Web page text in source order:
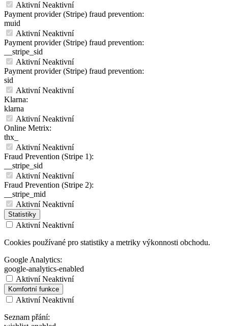
Aktivní Neaktivní
Payment provider (Stripe) fraud prevention:
muid
Aktivní Neaktivní
Payment provider (Stripe) fraud prevention:
__stripe_sid
Aktivní Neaktivní
Payment provider (Stripe) fraud prevention:
sid
Aktivní Neaktivní
Klarna:
klarna
Aktivní Neaktivní
Online Metrix:
thx_
Aktivní Neaktivní
Fraud Prevention (Stripe 1):
__stripe_sid
Aktivní Neaktivní
Fraud Prevention (Stripe 2):
__stripe_mid
Aktivní Neaktivní
Statistiky
Aktivní Neaktivní
Cookies používané pro statistiky a metriky výkonnosti obchodu.
Google Analytics:
google-analytics-enabled
Aktivní Neaktivní
Komfortní funkce
Aktivní Neaktivní
Seznam přání: